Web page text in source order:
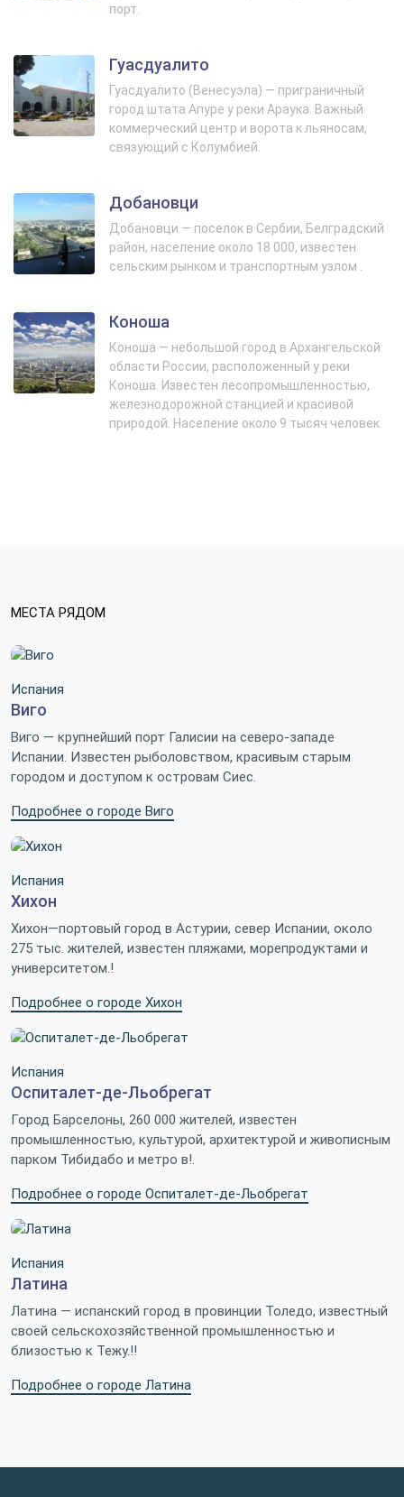
порт.
Гуасдуалито
Гуасдуалито (Венесуэла) — приграничный
город штата Апуре у реки Араука. Важный
коммерческий центр и ворота к льяносам,
связующий с Колумбией.
Добановци
Добановци — поселок в Сербии, Белградский
район, население около 18 000, известен
сельским рынком и транспортным узлом .
Коноша
Коноша — небольшой город в Архангельской
области России, расположенный у реки
Коноша. Известен лесопромышленностью,
железнодорожной станцией и красивой
природой. Население около 9 тысяч человек.
МЕСТА РЯДОМ
Испания
Виго
Виго — крупнейший порт Галисии на северо-западе
Испании. Известен рыболовством, красивым старым
городом и доступом к островам Сиес.
Подробнее о городе Виго
Испания
Хихон
Хихон—портовый город в Астурии, север Испании, около
275 тыс. жителей, известен пляжами, морепродуктами и
университетом.!
Подробнее о городе Хихон
Испания
Оспиталет-де-Льобрегат
Город Барселоны, 260 000 жителей, известен
промышленностью, культурой, архитектурой и живописным
парком Тибидабо и метро в!.
Подробнее о городе Оспиталет-де-Льобрегат
Испания
Латина
Латина — испанский город в провинции Толедо, известный
своей сельскохозяйственной промышленностью и
близостью к Тежу.!!
Подробнее о городе Латина